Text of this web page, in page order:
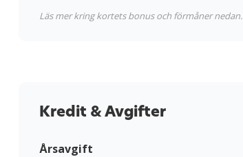
Läs mer kring kortets bonus och förmåner nedan.
Kredit & Avgifter
Årsavgift